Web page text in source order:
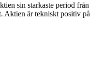
sin starkaste period från
Aktien är tekniskt positiv på